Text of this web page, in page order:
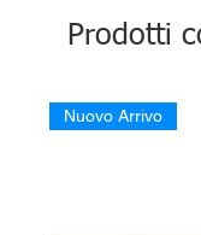
Prodotti
Nuovo Arrivo